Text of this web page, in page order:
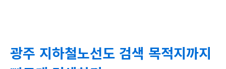
광주 지하철노선도 검색 목적지까지